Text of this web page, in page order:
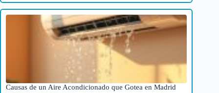
Causas de un Aire Acondicionado que Gotea en Madrid